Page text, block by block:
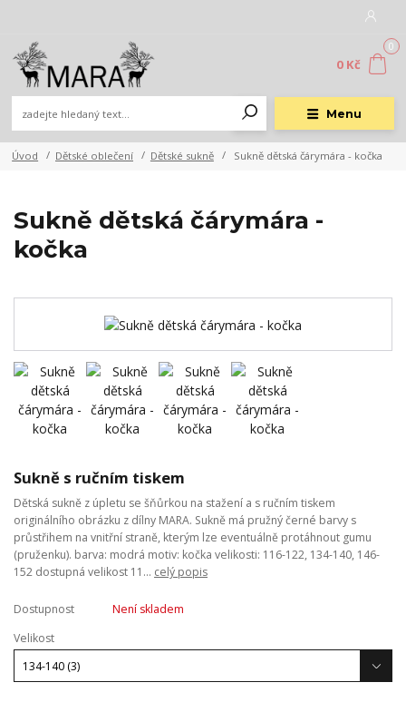
Menu
0
0 Kč
Úvod Dětské oblečení Dětské sukně Sukně dětská čárymára - kočka
Sukně dětská čárymára -
kočka
Sukně s ručním tiskem
Dětská sukně z úpletu se šňůrkou na stažení a s ručním tiskem
originálního obrázku z dílny MARA. Sukně má pružný černé barvy s
průstřihem na vnitřní straně, kterým lze eventuálně protáhnout gumu
(pruženku). barva: modrá motiv: kočka velikosti: 116-122, 134-140, 146-
152 dostupná velikost 11... celý popis
Dostupnost
Není skladem
Velikost